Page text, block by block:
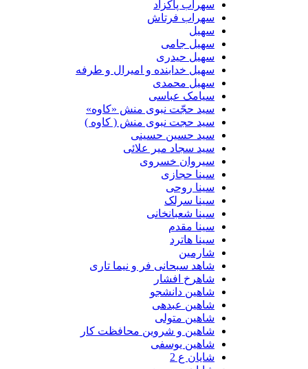
سهراب پاکزاد
سهراب فرتاش
سهیل
سهیل جامی
سهیل حیدری
سهیل خدابنده و امیرال و طرفه
سهیل محمدی
سیامک عباسی
سید حجّت نبوی منش «کاوه»
سید حجت نبوی منش ( کاوه )
سید حسین حسینى
سید سجاد میر علائی
سیروان خسروی
سینا حجازی
سینا روحی
سینا سرلک
سینا شعبانخانی
سینا مقدم
سینا هاترد
شارمین
شاهد سبحانی فر و نیما تاری
شاهرخ افشار
شاهین دانشجو
شاهین عبدهی
شاهین متولی
شاهین و شروین محافظت کار
شاهین یوسفی
شایان ع 2